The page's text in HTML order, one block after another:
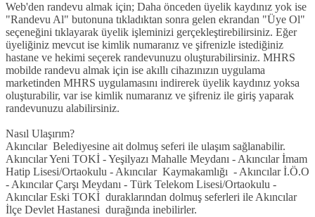
Web'den randevu almak için; Daha önceden üyelik kaydınız yok ise
"Randevu Al" butonuna tıkladıktan sonra gelen ekrandan "Üye Ol"
seçeneğini tıklayarak üyelik işleminizi gerçekleştirebilirsiniz. Eğer
üyeliğiniz mevcut ise kimlik numaranız ve şifrenizle istediğiniz
hastane ve hekimi seçerek randevunuzu oluşturabilirsiniz. MHRS
mobilde randevu almak için ise akıllı cihazınızın uygulama
marketinden MHRS uygulamasını indirerek üyelik kaydınız yoksa
oluşturabilir, var ise kimlik numaranız ve şifreniz ile giriş yaparak
randevunuzu alabilirsiniz.
Nasıl Ulaşırım?
Akıncılar Belediyesine ait dolmuş seferi ile ulaşım sağlanabilir.
Akıncılar Yeni TOKİ - Yeşilyazı Mahalle Meydanı - Akıncılar İmam
Hatip Lisesi/Ortaokulu - Akıncılar Kaymakamlığı - Akıncılar İ.Ö.O
- Akıncılar Çarşı Meydanı - Türk Telekom Lisesi/Ortaokulu -
Akıncılar Eski TOKİ duraklarından dolmuş seferleri ile Akıncılar
İlçe Devlet Hastanesi durağında inebilirler.